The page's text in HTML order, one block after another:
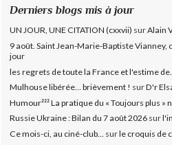
Derniers blogs mis à jour
UN JOUR, UNE CITATION (cxxvii) surAlain
9 août. Saint Jean-Marie-Baptiste Vianney,
jour
les regrets de toute la France et l'estime de...
Mulhouse libérée… brièvement ! surD'r
Humour²²² La pratique du « Toujours plus »
Russie Ukraine : Bilan du 7 août 2026 sur
Ce mois-ci, au ciné-club... surle croquis de